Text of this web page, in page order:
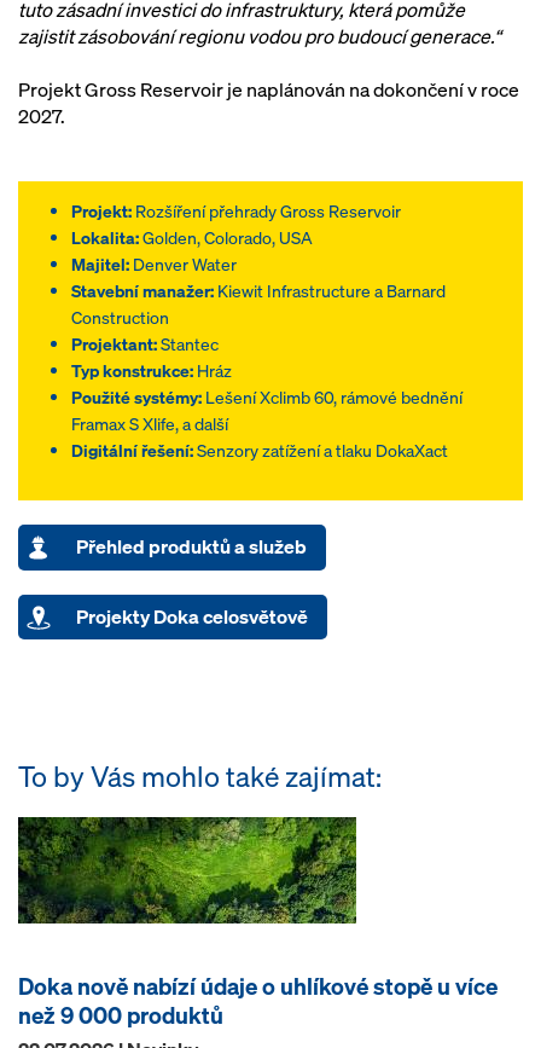
tuto zásadní investici do infrastruktury, která pomůže
zajistit zásobování regionu vodou pro budoucí generace.“
Projekt Gross Reservoir je naplánován na dokončení v roce
2027.
Projekt: Rozšíření přehrady Gross Reservoir
Lokalita:Golden, Colorado, USA
Majitel: Denver Water
Stavební manažer: Kiewit Infrastructure a Barnard
Construction
Projektant:Stantec
Typ konstrukce: Hráz
Použité systémy: Lešení Xclimb 60, rámové bednění
Framax S Xlife, a další
Digitální řešení:Senzory zatížení a tlaku DokaXact
Přehled produktů a služeb
Projekty Doka celosvětově
To by Vás mohlo také zajímat:
Doka nově nabízí údaje o uhlíkové stopě u více
než 9 000 produktů